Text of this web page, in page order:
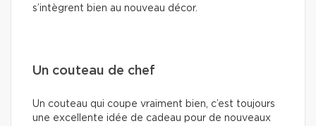
s’intègrent bien au nouveau décor.
Un couteau de chef
Un couteau qui coupe vraiment bien, c’est toujours
une excellente idée de cadeau pour de nouveaux